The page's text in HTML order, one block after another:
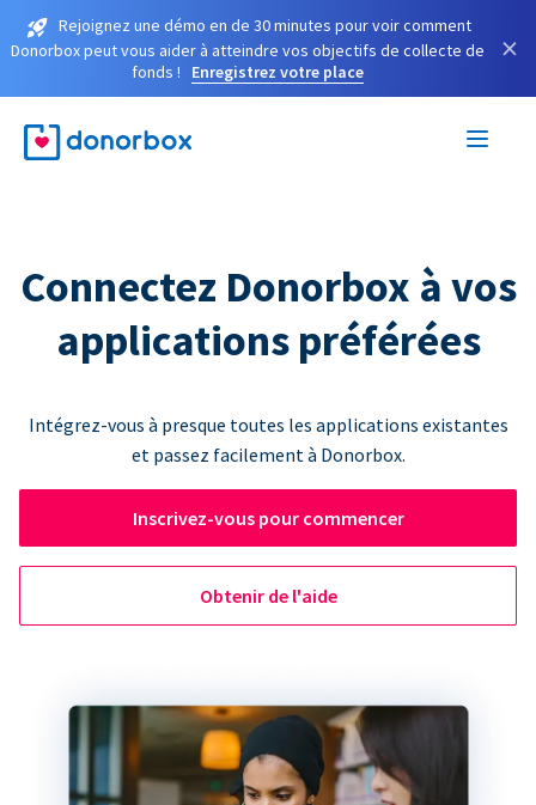
Rejoignez une démo en de 30 minutes pour voir comment
Donorbox peut vous aider à atteindre vos objectifs de collecte de
fonds !
Enregistrez votre place
×
Connectez Donorbox à vos
applications préférées
Intégrez-vous à presque toutes les applications existantes
et passez facilement à Donorbox.
Inscrivez-vous pour commencer
Obtenir de l'aide